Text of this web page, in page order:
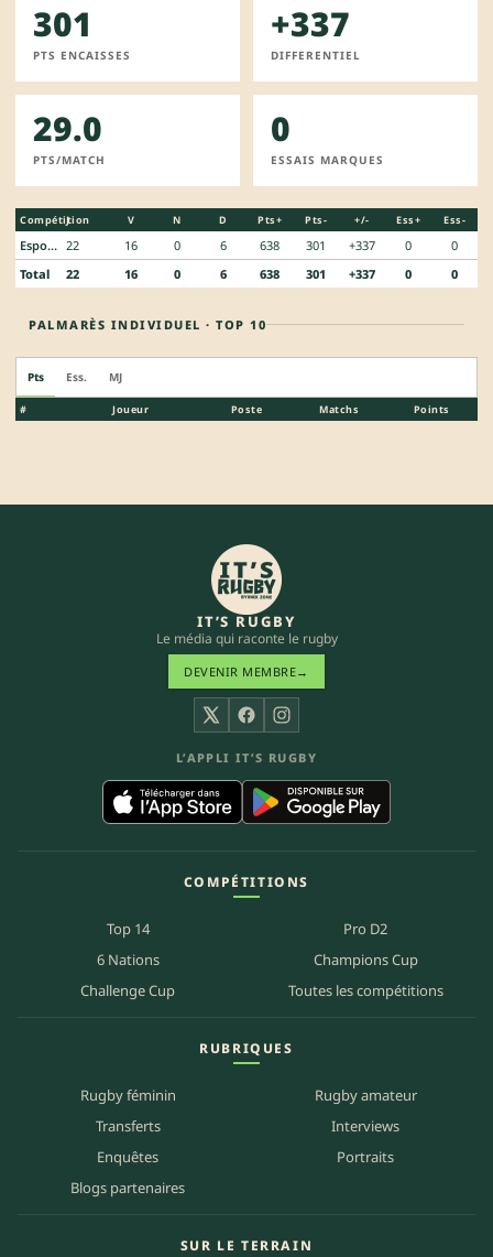
301
PTS ENCAISSES
+337
DIFFERENTIEL
29.0
PTS/MATCH
0
ESSAIS MARQUES
Compétition
J V N D Pts+ Pts- +/- Ess+ Ess-
Espoirs Federaux 22 16 0 6 638 301 +337 0
0
Total
22 16 0 6 638 301 +337 0 0
PALMARÈS INDIVIDUEL · TOP 10
Pts Ess. MJ
# Joueur Poste Matchs Points
IT’S RUGBY
Le média qui raconte le rugby
DEVENIR MEMBRE→
X FacebookInstagram
L’APPLI IT’S RUGBY
COMPÉTITIONS
Top 14
Pro D2
6 Nations
Champions Cup
Challenge Cup
Toutes les compétitions
RUBRIQUES
Rugby féminin
Rugby amateur
Transferts
Interviews
Enquêtes
Portraits
Blogs partenaires
SUR LE TERRAIN